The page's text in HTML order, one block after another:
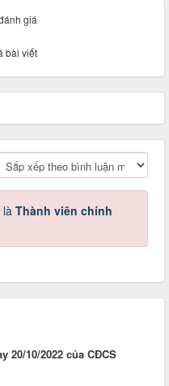
giá
bài viết
là Thành viên chính
20/10/2022 của CĐCS